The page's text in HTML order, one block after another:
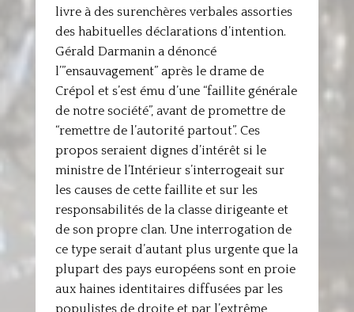
livre à des surenchères verbales assorties
des habituelles déclarations d’intention.
Gérald Darmanin a dénoncé
l’”ensauvagement” après le drame de
Crépol et s’est ému d’une “faillite générale
de notre société”, avant de promettre de
“remettre de l’autorité partout”. Ces
propos seraient dignes d’intérêt si le
ministre de l’Intérieur s’interrogeait sur
les causes de cette faillite et sur les
responsabilités de la classe dirigeante et
de son propre clan. Une interrogation de
ce type serait d’autant plus urgente que la
plupart des pays européens sont en proie
aux haines identitaires diffusées par les
populistes de droite et par l’extrême